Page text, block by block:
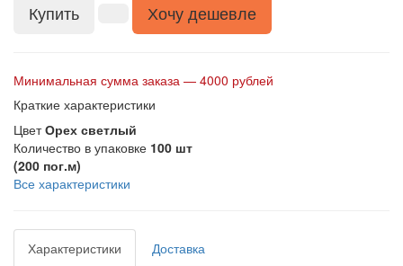
Купить Хочу дешевле
Минимальная сумма заказа — 4000 рублей
Краткие характеристики
Цвет Орех светлый
Количество в упаковке 100 шт
(200 пог.м)
Все характеристики
Характеристики
Доставка